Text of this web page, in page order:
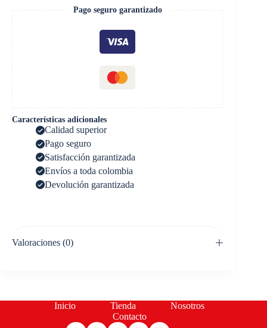
Pago seguro garantizado
Características adicionales
Calidad superior
Pago seguro
Satisfacción garantizada
Envíos a toda colombia
Devolución garantizada
Valoraciones (0)
Inicio Tienda
Nosotros
Contacto